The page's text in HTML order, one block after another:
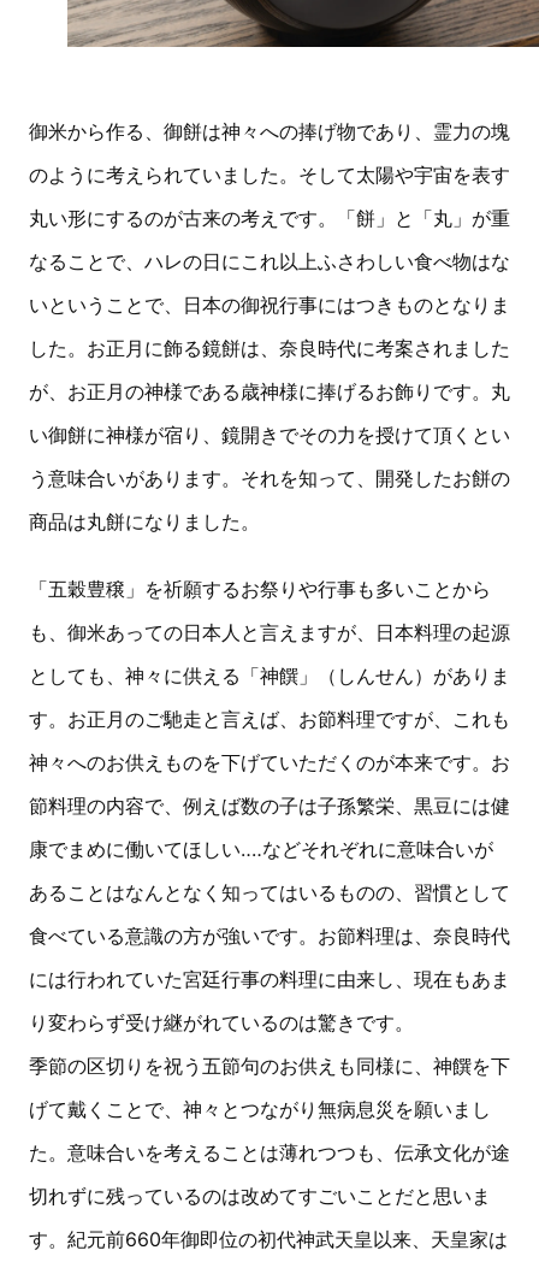
御米から作る、御餅は神々への捧げ物であり、霊力の塊
のように考えられていました。そして太陽や宇宙を表す
丸い形にするのが古来の考えです。「餅」と「丸」が重
なることで、ハレの日にこれ以上ふさわしい食べ物はな
いということで、日本の御祝行事にはつきものとなりま
した。お正月に飾る鏡餅は、奈良時代に考案されました
が、お正月の神様である歳神様に捧げるお飾りです。丸
い御餅に神様が宿り、鏡開きでその力を授けて頂くとい
う意味合いがあります。それを知って、開発したお餅の
商品は丸餅になりました。
「五穀豊穣」を祈願するお祭りや行事も多いことから
も、御米あっての日本人と言えますが、日本料理の起源
としても、神々に供える「神饌」（しんせん）がありま
す。お正月のご馳走と言えば、お節料理ですが、これも
神々へのお供えものを下げていただくのが本来です。お
節料理の内容で、例えば数の子は子孫繁栄、黒豆には健
康でまめに働いてほしい‥‥などそれぞれに意味合いが
あることはなんとなく知ってはいるものの、習慣として
食べている意識の方が強いです。お節料理は、奈良時代
には行われていた宮廷行事の料理に由来し、現在もあま
り変わらず受け継がれているのは驚きです。
季節の区切りを祝う五節句のお供えも同様に、神饌を下
げて戴くことで、神々とつながり無病息災を願いまし
た。意味合いを考えることは薄れつつも、伝承文化が途
切れずに残っているのは改めてすごいことだと思いま
す。紀元前660年御即位の初代神武天皇以来、天皇家は